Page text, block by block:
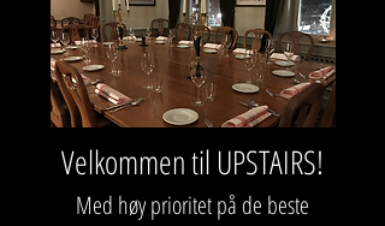
Velkommen til UPSTAIRS!
Med høy prioritet på de beste